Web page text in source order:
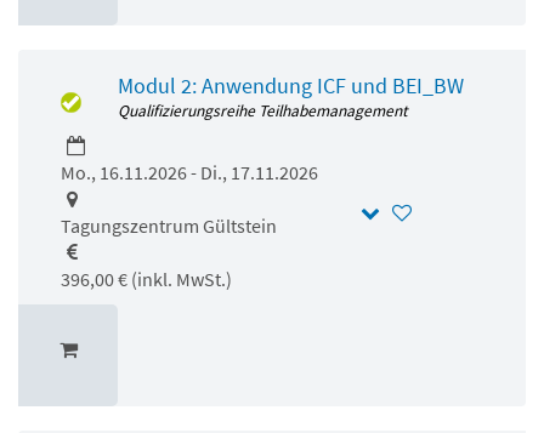
Modul 2: Anwendung ICF und BEI_BW
Qualifizierungsreihe Teilhabemanagement
Mo., 16.11.2026 - Di., 17.11.2026
Tagungszentrum Gültstein
396,00 € (inkl. MwSt.)